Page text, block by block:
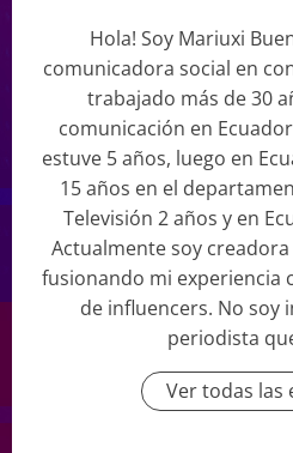
Hola! Soy Mariuxi
comunicadora social en
trabajado más de 30
comunicación en
estuve 5 años, luego en
15 años en el
Televisión 2 años y en
Actualmente soy
fusionando mi experiencia
de influencers. No soy
periodista
Ver todas las